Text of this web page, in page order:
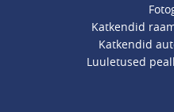
Katkendid
Katkendid
Luuletused